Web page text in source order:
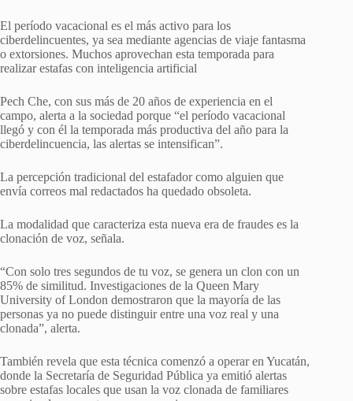
El período vacacional es el más activo para los
ciberdelincuentes, ya sea mediante agencias de viaje fantasma
o extorsiones. Muchos aprovechan esta temporada para
realizar estafas con inteligencia artificial
Pech Che, con sus más de 20 años de experiencia en el
campo, alerta a la sociedad porque “el período vacacional
llegó y con él la temporada más productiva del año para la
ciberdelincuencia, las alertas se intensifican”.
La percepción tradicional del estafador como alguien que
envía correos mal redactados ha quedado obsoleta.
La modalidad que caracteriza esta nueva era de fraudes es la
clonación de voz, señala.
“Con solo tres segundos de tu voz, se genera un clon con un
85% de similitud. Investigaciones de la Queen Mary
University of London demostraron que la mayoría de las
personas ya no puede distinguir entre una voz real y una
clonada”, alerta.
También revela que esta técnica comenzó a operar en Yucatán,
donde la Secretaría de Seguridad Pública ya emitió alertas
sobre estafas locales que usan la voz clonada de familiares